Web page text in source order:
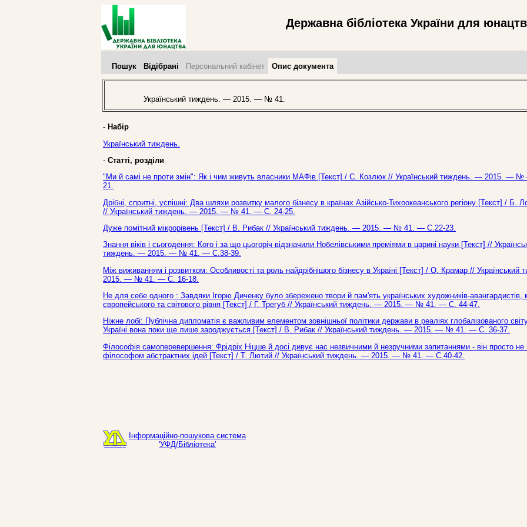
Державна бібліотека України для
Пошук Відібрані Персональний кабінет Опис документа
Український тиждень. — 2015. — № 41.
- Набір
Український тиждень.
- Статті, розділи
"Ми й самі не проти змін": Як і чим живуть власники МАФів [Текст] / С. Козлюк // Український тиждень. — 2015. —
21.
Дрібні, спритні, успішні: Два шляхи розвитку малого бізнесу в країнах Азійсько-Тихоокеанського регіону [Текст] / Б.
// Український тиждень. — 2015. — № 41. — С. 24-25.
Дуже помітний мікрорівень [Текст] / В. Рибак // Український тиждень. — 2015. — № 41. — С.22-23.
Знання віків і сьогодення: Кого і за що цьогоріч відзначили Нобелівськими преміями в царині науки [Текст] //
тиждень. — 2015. — № 41. — С.38-39.
Між виживанням і розвитком: Особливості та роль найдрібнішого бізнесу в Україні [Текст] / О. Крамар //
2015. — № 41. — С. 16-18.
Не для себе одного : Завдяки Ігорю Диченку було збережено твори й пам'ять українських художників-авангардистів,
європейського та світового рівня [Текст] / Г. Трегуб // Український тиждень. — 2015. — № 41. — С. 44-47.
Ніжне лобі: Публічна дипломатія є важливим елементом зовнішньої політики держави в реаліях глобалізованого
Україні вона поки ще лише зароджується [Текст] / В. Рибак // Український тиждень. — 2015. — № 41. — С. 36-37.
Філософія самоперевершення: Фрідріх Ніцше й досі дивує нас незвичними й незручними запитаннями - він просто не
філософом абстрактних ідей [Текст] / Т. Лютий // Український тиждень. — 2015. — № 41. — С.40-42.
Інформаційно-пошукова система
'УФД/Бібліотека'